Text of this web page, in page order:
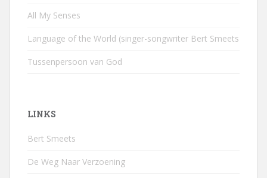
All My Senses
Language of the World (singer-songwriter Bert Smeets
Tussenpersoon van God
LINKS
Bert Smeets
De Weg Naar Verzoening